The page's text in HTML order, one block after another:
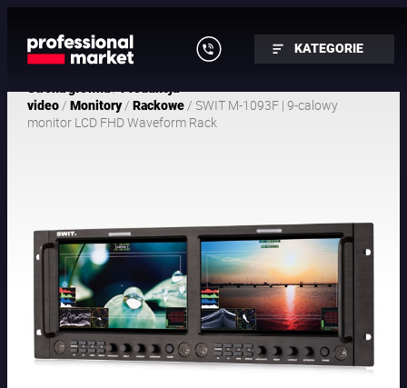
KATEGORIE
/
video/Monitory/Rackowe/ SWIT M-1093F | 9-calowy
monitor LCD FHD Waveform Rack